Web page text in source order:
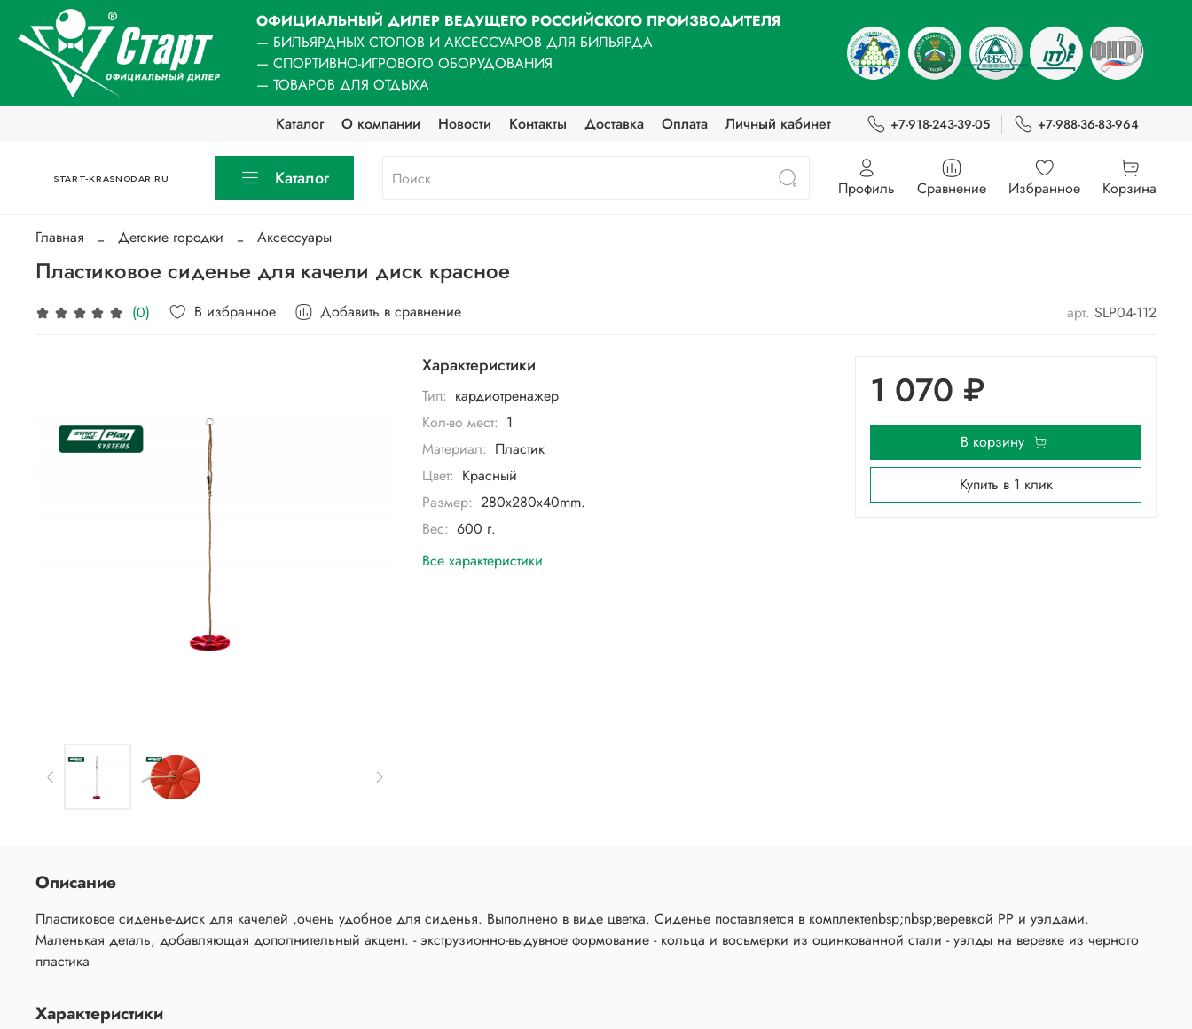
ОФИЦИАЛЬНЫЙ ДИЛЕР ВЕДУЩЕГО РОССИЙСКОГО ПРОИЗВОДИТЕЛЯ
— БИЛЬЯРДНЫХ СТОЛОВ И АКСЕССУАРОВ ДЛЯ БИЛЬЯРДА
— СПОРТИВНО-ИГРОВОГО ОБОРУДОВАНИЯ
— ТОВАРОВ ДЛЯ ОТДЫХА
Каталог
О компании Новости Контакты Доставка Оплата Личный кабинет +7-918-243-39-05 +7-988-36-83-964
START-KRASNODAR.RU Каталог Профиль Сравнение Избранное Корзина
Главная Детские городки Аксессуары
Пластиковое сиденье для качели диск красное
(0) В избранное Добавить в сравнение арт. SLP04-112
Характеристики
Тип: кардиотренажер
Кол-во мест: 1
Материал: Пластик
Цвет: Красный
Размер: 280х280x40mm.
Вес: 600 г.
Все характеристики
1 070 ₽
В корзину
Купить в 1 клик
Описание
Пластиковое сиденье-диск для качелей ,очень удобное для сиденья. Выполнено в виде цветка. Cиденье поставляется в комплектеnbsp;nbsp;веревкой РР и уэлдами.
Маленькая деталь, добавляющая дополнительный акцент. - экструзионно-выдувное формование - кольца и восьмерки из оцинкованной стали - уэлды на веревке из черного
пластика
Характеристики